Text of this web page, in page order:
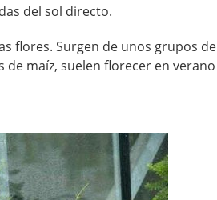
del sol directo.
flores. Surgen de unos grupos de
maíz, suelen florecer en verano